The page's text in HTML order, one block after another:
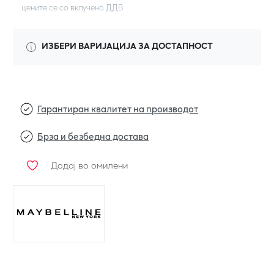
цените се со вклучено ДДВ
ИЗБЕРИ ВАРИЈАЦИЈА ЗА ДОСТАПНОСТ
Гарантиран квалитет на производот
Брза и безбедна достава
Додај во омилени